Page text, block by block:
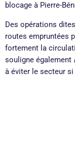
blocage à Pierre-
Des opérations
routes empruntées
fortement la
souligne également
à éviter le secteur